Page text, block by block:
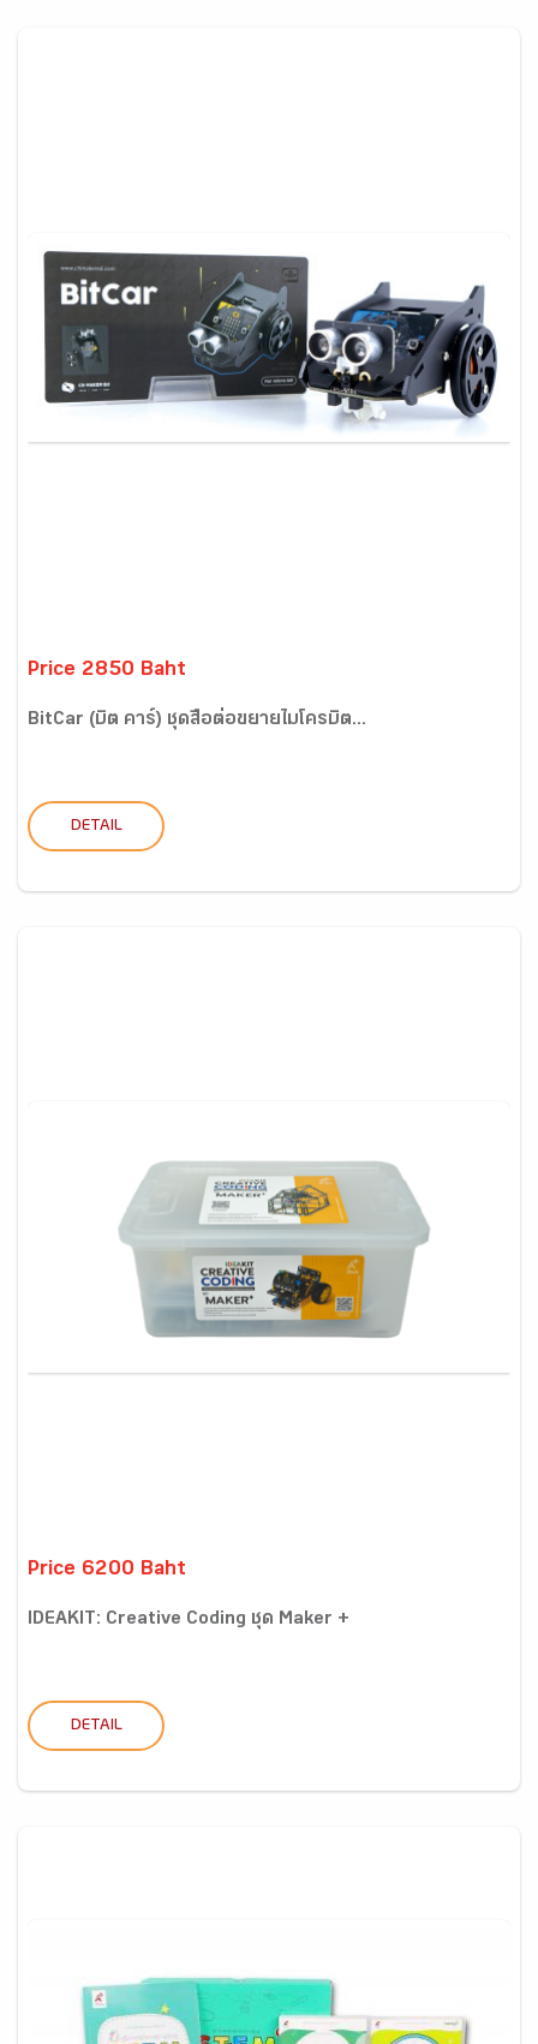
Price 2850 Baht
BitCar (บิต คาร์) ชุดสื่อต่อขยายไมโครบิต...
DETAIL
Price 6200 Baht
IDEAKIT: Creative Coding ชุด Maker +
DETAIL